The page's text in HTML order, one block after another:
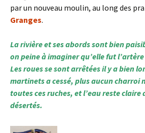
par un nouveau moulin, au long des
Granges.
La rivière et ses abords sont bien
on peine à imaginer qu’elle fut
Les roues se sont arrêtées il y a bien
martinets a cessé, plus aucun charroi
toutes ces ruches, et l’eau reste claire
désertés.